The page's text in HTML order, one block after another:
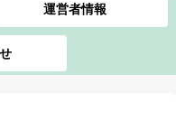
運営者情報